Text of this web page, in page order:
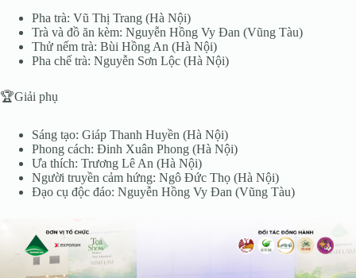
Pha trà: Vũ Thị Trang (Hà Nội)
Trà và đồ ăn kèm: Nguyễn Hồng Vy Đan (Vũng Tàu)
Thử nếm trà: Bùi Hồng An (Hà Nội)
Pha chế trà: Nguyễn Sơn Lộc (Hà Nội)
🏆Giải phụ
Sáng tạo: Giáp Thanh Huyền (Hà Nội)
Phong cách: Đinh Xuân Phong (Hà Nội)
Ưa thích: Trương Lê An (Hà Nội)
Người truyền cảm hứng: Ngô Đức Thọ (Hà Nội)
Đạo cụ độc đáo: Nguyễn Hồng Vy Đan (Vũng Tàu)